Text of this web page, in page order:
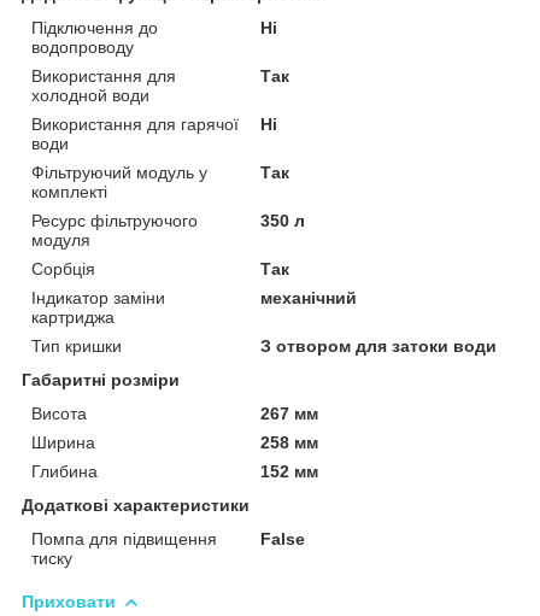
Підключення до
водопроводу
Ні
Використання для
холодной води
Так
Використання для гарячої
води
Ні
Фільтруючий модуль у
комплекті
Так
Ресурс фільтруючого
модуля
350 л
Сорбція
Так
Індикатор заміни
картриджа
механічний
Тип кришки
З отвором для затоки води
Габаритні розміри
Висота
267 мм
Ширина
258 мм
Глибина
152 мм
Додаткові характеристики
Помпа для підвищення
тиску
False
Приховати